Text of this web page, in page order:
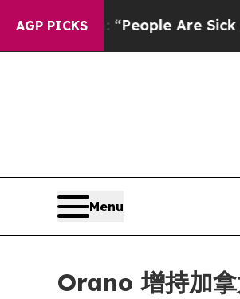
AGP PICKS
Win: “People Are Sick and
Menu
Orano 增持加